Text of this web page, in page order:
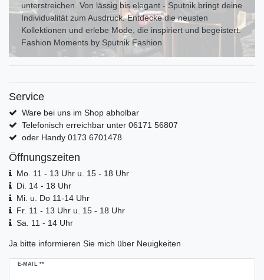
unterstreichen. Von lässig bis elegant - Sputnik bringt deine
Individualität zum Ausdr uck. Entdecke die neusten
Kollektionen und erlebe Mode, die inspiriert und begeistert.
Fashion Moments by Sputnik Fashion
Service
Ware bei uns im Shop abholbar
Telefonisch erreichbar unter 06171 56807
oder Handy 0173 6701478
Öffnungszeiten
Mo. 11 - 13 Uhr u. 15 - 18 Uhr
Di. 14 - 18 Uhr
Mi. u. Do 11-14 Uhr
Fr. 11 - 13 Uhr u. 15 - 18 Uhr
Sa. 11 - 14 Uhr
Ja bitte informieren Sie mich über Neuigkeiten
E-MAIL **
Newsletter